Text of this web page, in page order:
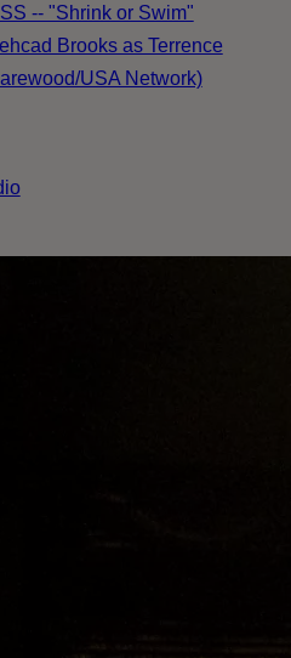
-- "Shrink or Swim"
Brooks as Terrence
USA Network)